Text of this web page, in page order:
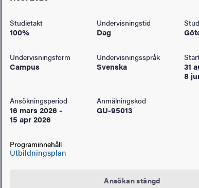
Studietakt
100%
Undervisningstid
Dag
Undervisningsform
Campus
Undervisningsspråk
Svenska 31
8
Ansökningsperiod
16 mars 2026 -
15 apr 2026
Anmälningskod
GU-95013
Programinnehåll
Utbildningsplan
Ansökan stängd